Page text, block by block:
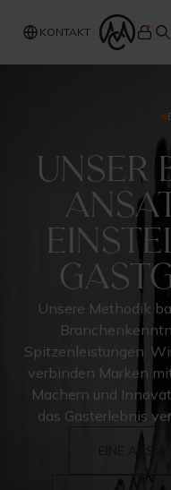
KONTAKT
Unser
Unsere Methodik
Spitzenleistungen.
verbinden Marken
Machern und
das Gasterlebnis
EINE